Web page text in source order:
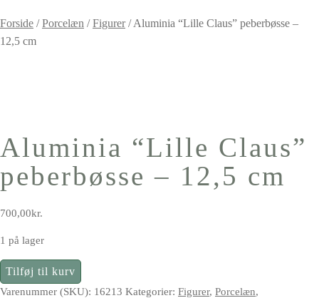
Forside /Porcelæn /Figurer/Aluminia “Lille Claus” peberbøsse –
12,5 cm
Aluminia “Lille Claus”
peberbøsse – 12,5 cm
700,00kr.
1 på lager
Aluminia
"Lille
Tilføj til kurv
Varenummer (SKU): 16213 Kategorier: Figurer, Porcelæn,